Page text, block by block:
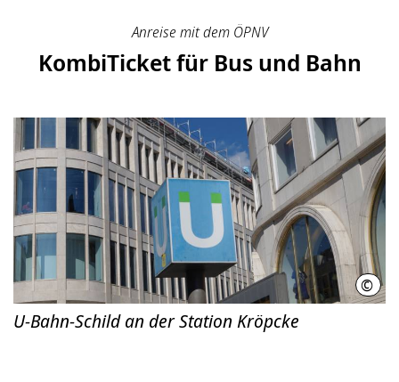
Anreise mit dem ÖPNV
KombiTicket für Bus und Bahn
© LHH
U-Bahn-Schild an der Station Kröpcke